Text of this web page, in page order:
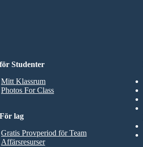
för Studenter
Mitt Klassrum
Photos For Class
För lag
Gratis Provperiod för Team
Affärsresurser